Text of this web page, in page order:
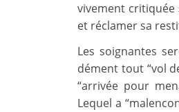
vivement critiquée
et réclamer sa
Les soignantes
dément tout “vol
“arrivée pour
Lequel a